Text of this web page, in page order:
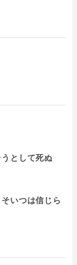
として死ぬ
いつは信じら